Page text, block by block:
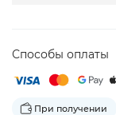
Способы оплаты
При получении